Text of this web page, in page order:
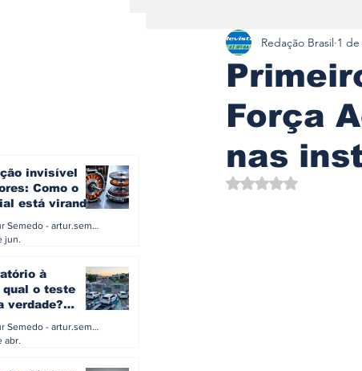
invisível
Como o
está virando
Artur Semedo - artur.semedo@publiracing.pt
jun.
à
qual o teste
verdade?
Artur Semedo - artur.semedo@publiracing.pt
abr.
Camiões Lazer
Branding & Estratégia
Força
nas
Redação Brasil 1
Avaliado com NaN